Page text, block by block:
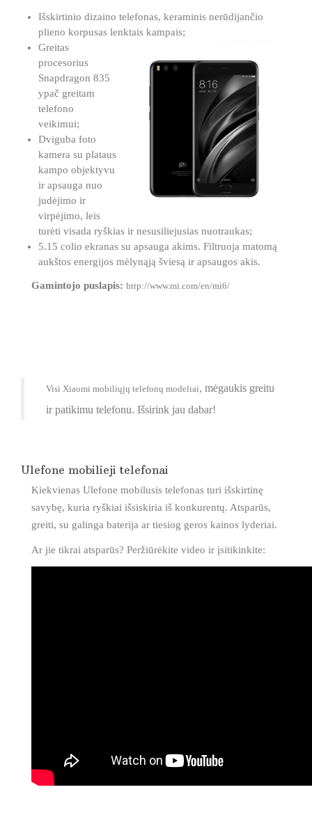
Išskirtinio dizaino telefonas, keraminis nerūdijančio
plieno korpusas lenktais kampais;
Greitas
procesorius
Snapdragon 835
ypač greitam
telefono
veikimui;
Dviguba foto
kamera su plataus
kampo objektyvu
ir apsauga nuo
judėjimo ir
virpėjimo, leis
turėti visada ryškias ir nesusiliejusias nuotraukas;
5.15 colio ekranas su apsauga akims. Filtruoja matomą
aukštos energijos mėlynąją šviesą ir apsaugos akis.
Gamintojo puslapis: http://www.mi.com/en/mi6/
Visi Xiaomi mobiliųjų telefonų modeliai, mėgaukis greitu
ir patikimu telefonu. Išsirink jau dabar!
Ulefone mobilieji telefonai
Kiekvienas Ulefone mobilusis telefonas turi išskirtinę
savybę, kuria ryškiai išsiskiria iš konkurentų. Atsparūs,
greiti, su galinga baterija ar tiesiog geros kainos lyderiai.
Ar jie tikrai atsparūs? Peržiūrėkite video ir įsitikinkite: